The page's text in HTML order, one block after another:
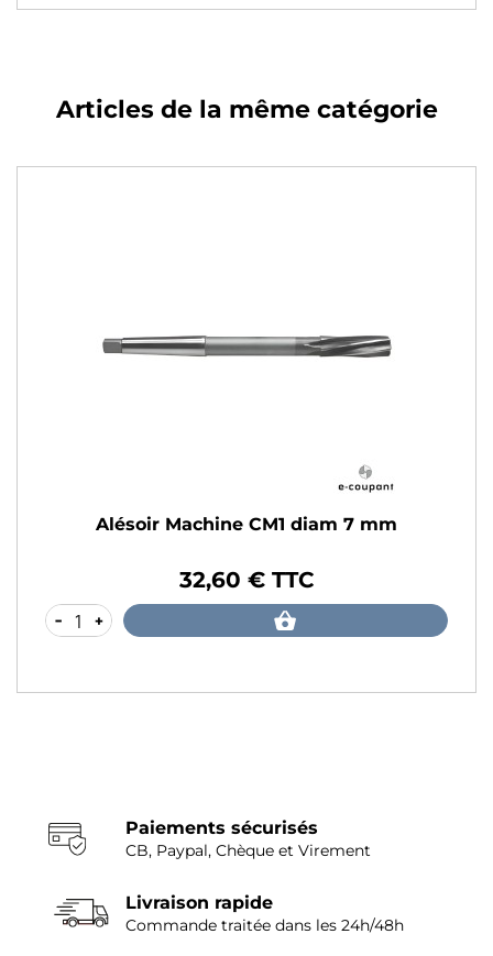
Articles de la même catégorie
Alésoir Machine CM1 diam 7 mm
32,60 € TTC
- +
Paiements sécurisés
CB, Paypal, Chèque et Virement
Livraison rapide
Commande traitée dans les 24h/48h